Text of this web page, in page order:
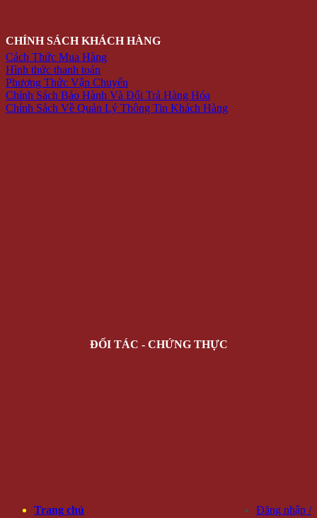
CHÍNH SÁCH KHÁCH HÀNG
Cách Thức Mua Hàng
Hình thức thanh toán
Phương Thức Vận Chuyển
Chính Sách Bảo Hành Và Đổi Trả Hàng Hóa
Chính Sách Về Quản Lý Thông Tin Khách Hàng
ĐỐI TÁC - CHỨNG THỰC
Trang chủ
Đăng nhập /